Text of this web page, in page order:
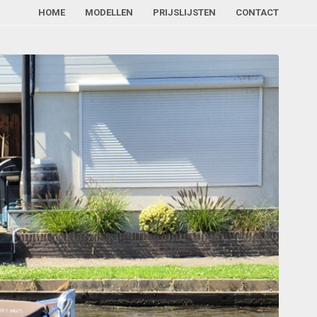
HOME MODELLEN PRIJSLIJSTEN CONTACT